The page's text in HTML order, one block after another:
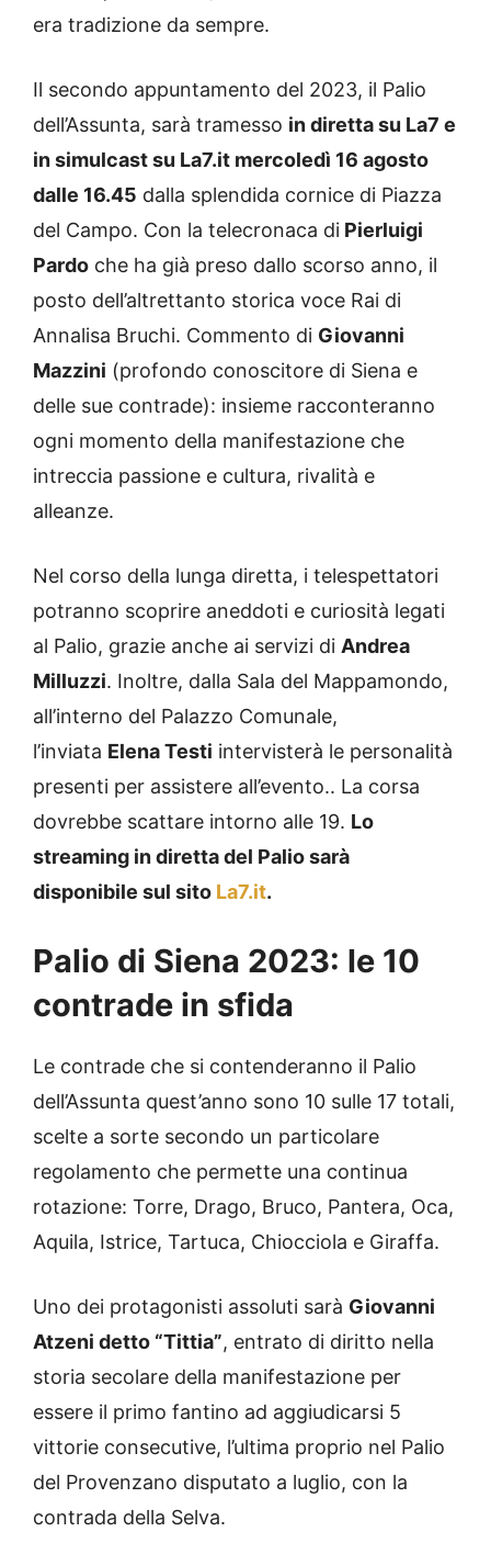
era tradizione da sempre.
Il secondo appuntamento del 2023, il Palio
dell’Assunta, sarà tramesso in diretta su La7 e
in simulcast su La7.it mercoledì 16 agosto
dalle 16.45 dalla splendida cornice di Piazza
del Campo. Con la telecronaca di Pierluigi
Pardo che ha già preso dallo scorso anno, il
posto dell’altrettanto storica voce Rai di
Annalisa Bruchi. Commento di Giovanni
Mazzini (profondo conoscitore di Siena e
delle sue contrade): insieme racconteranno
ogni momento della manifestazione che
intreccia passione e cultura, rivalità e
alleanze.
Nel corso della lunga diretta, i telespettatori
potranno scoprire aneddoti e curiosità legati
al Palio, grazie anche ai servizi di Andrea
Milluzzi. Inoltre, dalla Sala del Mappamondo,
all’interno del Palazzo Comunale,
l’inviata Elena Testi intervisterà le personalità
presenti per assistere all’evento.. La corsa
dovrebbe scattare intorno alle 19. Lo
streaming in diretta del Palio sarà
disponibile sul sito La7.it.
Palio di Siena 2023: le 10
contrade in sfida
Le contrade che si contenderanno il Palio
dell’Assunta quest’anno sono 10 sulle 17 totali,
scelte a sorte secondo un particolare
regolamento che permette una continua
rotazione: Torre, Drago, Bruco, Pantera, Oca,
Aquila, Istrice, Tartuca, Chiocciola e Giraffa.
Uno dei protagonisti assoluti sarà Giovanni
Atzeni detto “Tittia”, entrato di diritto nella
storia secolare della manifestazione per
essere il primo fantino ad aggiudicarsi 5
vittorie consecutive, l’ultima proprio nel Palio
del Provenzano disputato a luglio, con la
contrada della Selva.